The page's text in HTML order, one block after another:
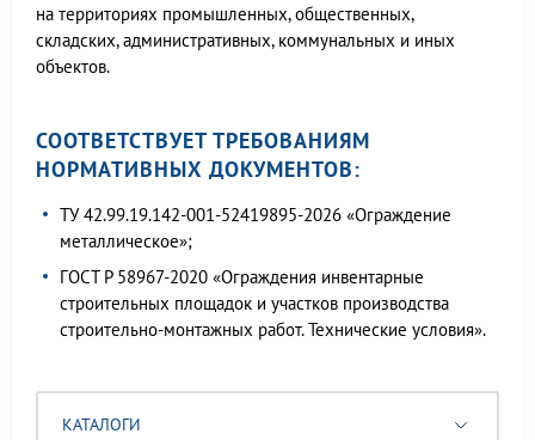
на территориях промышленных, общественных,
складских, административных, коммунальных и иных
объектов.
СООТВЕТСТВУЕТ ТРЕБОВАНИЯМ
НОРМАТИВНЫХ ДОКУМЕНТОВ:
ТУ 42.99.19.142-001-52419895-2026 «Ограждение
металлическое»;
ГОСТ Р 58967-2020 «Ограждения инвентарные
строительных площадок и участков производства
строительно-монтажных работ. Технические условия».
КАТАЛОГИ